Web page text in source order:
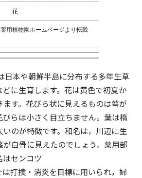
花
用植物園ホームページより転載－
日本や朝鮮半島に分布する多年生草
に生育します。花は黄色で初夏か
す。花びら状に見えるものは萼が
らは小さく目立ちません。葉は楕
のが特徴です。和名は，川辺に生
白骨に見えたのでしょう。薬用部
センコツ
打撲・消炎を目標に用いられ，婦